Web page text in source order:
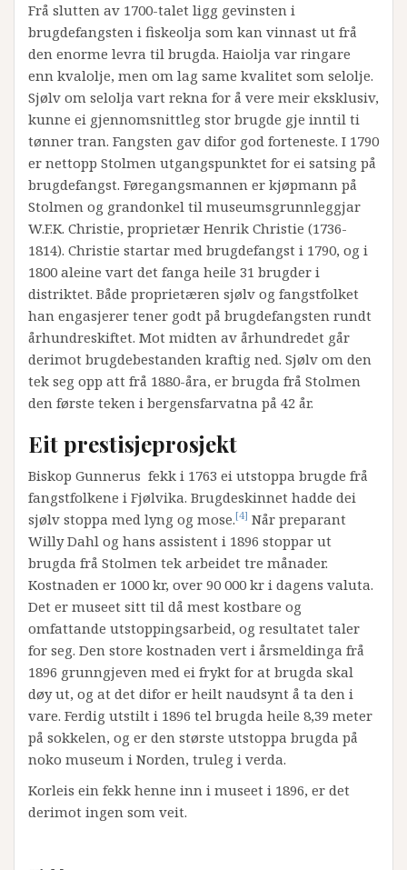
Frå slutten av 1700-talet ligg gevinsten i
brugdefangsten i fiskeolja som kan vinnast ut frå
den enorme levra til brugda. Haiolja var ringare
enn kvalolje, men om lag same kvalitet som selolje.
Sjølv om selolja vart rekna for å vere meir eksklusiv,
kunne ei gjennomsnittleg stor brugde gje inntil ti
tønner tran. Fangsten gav difor god forteneste. I 1790
er nettopp Stolmen utgangspunktet for ei satsing på
brugdefangst. Føregangsmannen er kjøpmann på
Stolmen og grandonkel til museumsgrunnleggjar
W.F.K. Christie, proprietær Henrik Christie (1736-
1814). Christie startar med brugdefangst i 1790, og i
1800 aleine vart det fanga heile 31 brugder i
distriktet. Både proprietæren sjølv og fangstfolket
han engasjerer tener godt på brugdefangsten rundt
århundreskiftet. Mot midten av århundredet går
derimot brugdebestanden kraftig ned. Sjølv om den
tek seg opp att frå 1880-åra, er brugda frå Stolmen
den første teken i bergensfarvatna på 42 år.
Eit prestisjeprosjekt
Biskop Gunnerus fekk i 1763 ei utstoppa brugde frå
fangstfolkene i Fjølvika. Brugdeskinnet hadde dei
sjølv stoppa med lyng og mose.[4] Når preparant
Willy Dahl og hans assistent i 1896 stoppar ut
brugda frå Stolmen tek arbeidet tre månader.
Kostnaden er 1000 kr, over 90 000 kr i dagens valuta.
Det er museet sitt til då mest kostbare og
omfattande utstoppingsarbeid, og resultatet taler
for seg. Den store kostnaden vert i årsmeldinga frå
1896 grunngjeven med ei frykt for at brugda skal
døy ut, og at det difor er heilt naudsynt å ta den i
vare. Ferdig utstilt i 1896 tel brugda heile 8,39 meter
på sokkelen, og er den største utstoppa brugda på
noko museum i Norden, truleg i verda.
Korleis ein fekk henne inn i museet i 1896, er det
derimot ingen som veit.